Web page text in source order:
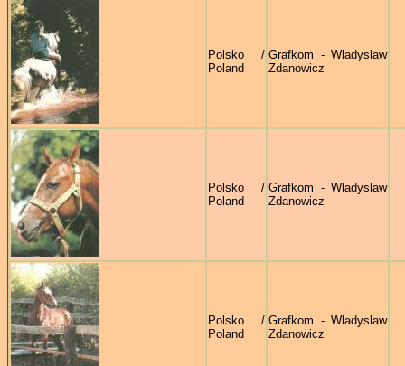
Polsko /
Poland
Grafkom - Wladyslaw
Zdanowicz
Polsko /
Poland
Grafkom - Wladyslaw
Zdanowicz
Polsko /
Poland
Grafkom - Wladyslaw
Zdanowicz